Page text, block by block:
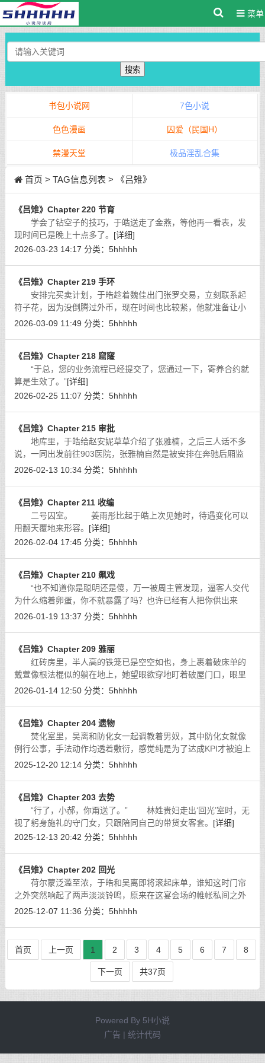
菜单
搜索
书包小说网 7色小说
色色漫画 囚爱（民国H）
禁漫天堂 极品淫乱合集
首页 > TAG信息列表 > 《吕雉》
《吕雉》Chapter 220 节育
学会了钻空子的技巧，于皓送走了金燕，等他再一看表，发
现时间已是晚上十点多了。 [详细]
2026-03-23 14:17 分类： 5hhhhh
《吕雉》Chapter 219 手环
安排完买卖计划，于皓趁着魏佳出门张罗交易，立刻联系起
符子花，因为没倒腾过外币，现在时间也比较紧，他就准备让小
符同学来操作打款。[详细]
2026-03-09 11:49 分类： 5hhhhh
《吕雉》Chapter 218 窟窿
“于总，您的业务流程已经提交了，您通过一下，寄养合约就
算是生效了。”[详细]
2026-02-25 11:07 分类： 5hhhhh
《吕雉》Chapter 215 审批
地库里，于皓给赵安妮草草介绍了张雅楠，之后三人话不多
说，一同出发前往903医院，张雅楠自然是被安排在奔驰后厢监
视俩小物件儿了，而坐上副驾的赵安妮刚一上路，就打听起于皓
2026-02-13 10:34 分类： 5hhhhh
《吕雉》Chapter 211 收编
二号囚室。 姜雨彤比起于皓上次见她时，待遇变化可以
用翻天覆地来形容。 [详细]
2026-02-04 17:45 分类： 5hhhhh
《吕雉》Chapter 210 飙戏
“也不知道你是聪明还是傻，万一被周主管发现，逼客人交代
为什么缩着卵蛋，你不就暴露了吗？也许已经有人把你供出来
了，只不过周主管一直忍着呢，等到昨天才一起算总账。”
2026-01-19 13:37 分类： 5hhhhh
《吕雉》Chapter 209 雅丽
红砖房里，半人高的铁笼已是空空如也，身上裹着破床单的
戴萱像根法棍似的躺在地上，她望眼欲穿地盯着破屋门口，眼里
闪动着期冀之光，然而当听到符子花归来后嚷嚷出的噩耗时，她
2026-01-14 12:50 分类： 5hhhhh
《吕雉》Chapter 204 遗物
焚化室里，吴离和防化女一起调教着男奴，其中防化女就像
例行公事，手法动作均透着敷衍，感觉纯是为了达成KPI才被迫上
钟，反观吴离，她折腾得倒挺起劲儿，估计也因为是在玩别人的
2025-12-20 12:14 分类： 5hhhhh
《吕雉》Chapter 203 去势
“行了，小郝，你甭送了。” 林姓贵妇走出‘回光’室时，无
视了躬身施礼的守门女，只跟陪同自己的带货女客套。 [详细]
2025-12-13 20:42 分类： 5hhhhh
《吕雉》Chapter 202 回光
荷尔蒙泛滥至浓，于皓和吴离即将滚起床单，谁知这时门帘
之外突然响起了两声淡淡铃鸣，原来在这宴会场的帷帐私间之外
挂有铜铃，可用作敲门使用，便于外人礼貌求见。
2025-12-07 11:36 分类： 5hhhhh
首页 上一页 1 2 3 4 5 6 7 8
下一页 共37页
Powered By 5H小说
广告 | 统计代码